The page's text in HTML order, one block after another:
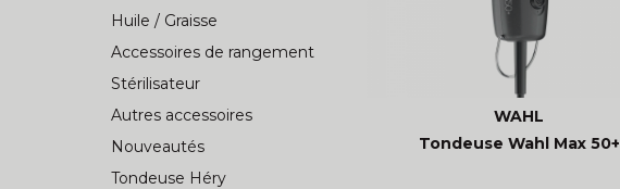
Huile / Graisse
Accessoires de rangement
Stérilisateur
Autres accessoires
Nouveautés
Tondeuse Héry
WAHL
Tondeuse Wahl Max 50+